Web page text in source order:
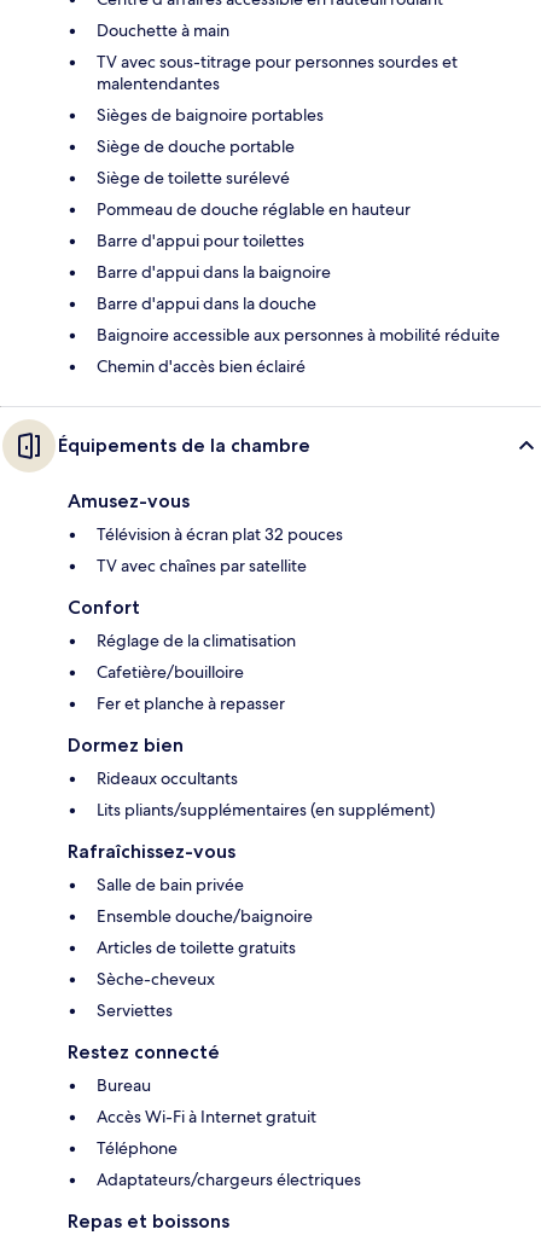
Douchette à main
TV avec sous-titrage pour personnes sourdes et
malentendantes
Sièges de baignoire portables
Siège de douche portable
Siège de toilette surélevé
Pommeau de douche réglable en hauteur
Barre d'appui pour toilettes
Barre d'appui dans la baignoire
Barre d'appui dans la douche
Baignoire accessible aux personnes à mobilité réduite
Chemin d'accès bien éclairé
Équipements de la chambre
Amusez-vous
Télévision à écran plat 32 pouces
TV avec chaînes par satellite
Confort
Réglage de la climatisation
Cafetière/bouilloire
Fer et planche à repasser
Dormez bien
Rideaux occultants
Lits pliants/supplémentaires (en supplément)
Rafraîchissez-vous
Salle de bain privée
Ensemble douche/baignoire
Articles de toilette gratuits
Sèche-cheveux
Serviettes
Restez connecté
Bureau
Accès Wi-Fi à Internet gratuit
Téléphone
Adaptateurs/chargeurs électriques
Repas et boissons